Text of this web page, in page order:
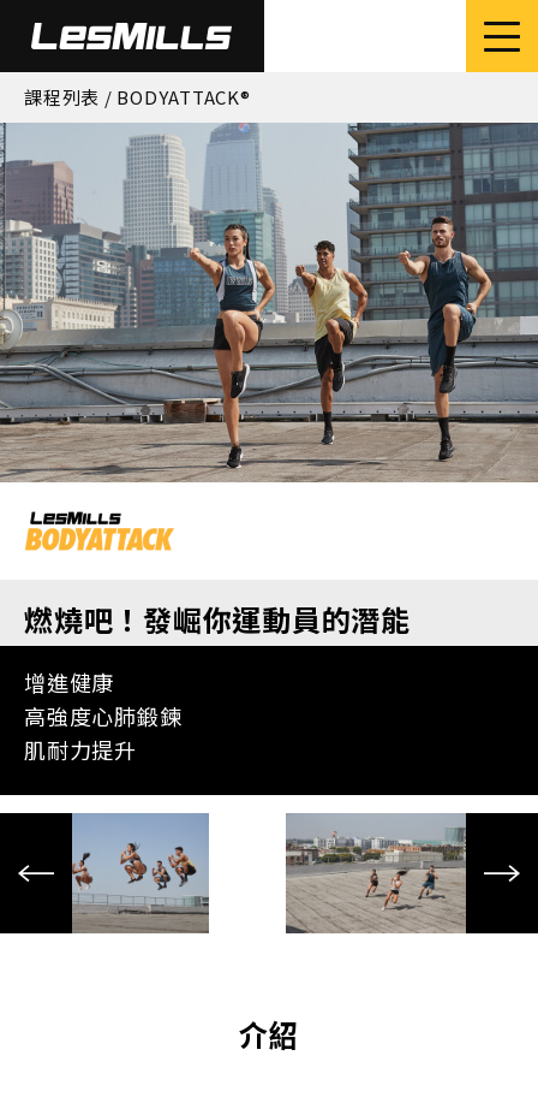
課程列表 / BODYATTACK®
燃燒吧！發崛你運動員的潛能
增進健康
高強度心肺鍛鍊
肌耐力提升
介紹